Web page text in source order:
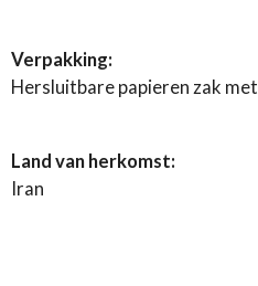
Verpakking:
Hersluitbare papieren zak
Land van herkomst:
Iran